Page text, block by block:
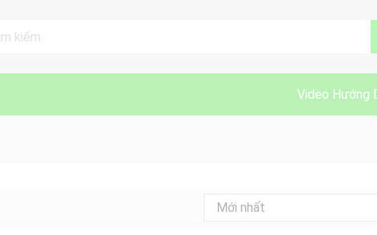
Video Hướng
Mới nhất